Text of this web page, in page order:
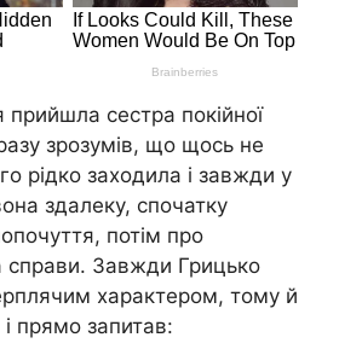
прийшла сестра покійної
зрозумів, що щось не
рідко заходила і завжди у
здалеку, спочатку
потім про
справи. Завжди Грицько
характером, тому й
прямо запитав: